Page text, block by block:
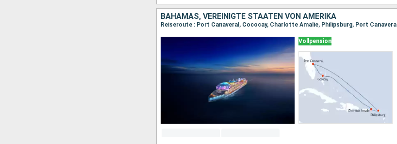
BAHAMAS, VEREINIGTE STAATEN VON AMERIKA
Reiseroute : Port Canaveral, Cococay, Charlotte Amalie, Philipsburg, Port Canaveral
Vollpension